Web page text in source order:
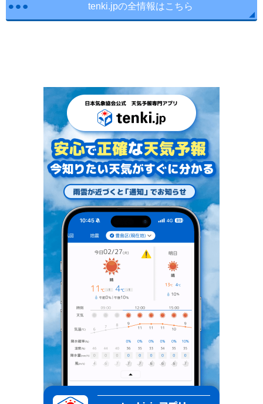
tenki.jpの全情報はこちら